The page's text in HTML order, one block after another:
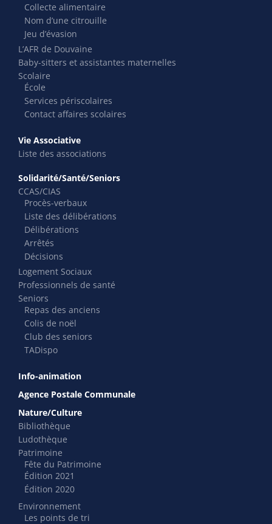
Collecte alimentaire
Nom d’une citrouille
Jeu d’évasion
L’AFR de Douvaine
Baby-sitters et assistantes maternelles
Scolaire
École
Services périscolaires
Contact affaires scolaires
Vie Associative
Liste des associations
Solidarité/Santé/Seniors
CCAS/CIAS
Procès-verbaux
Liste des délibérations
Délibérations
Arrêtés
Décisions
Logement Sociaux
Professionnels de santé
Seniors
Repas des anciens
Colis de noël
Club des seniors
TADispo
Info-animation
Agence Postale Communale
Nature/Culture
Bibliothèque
Ludothèque
Patrimoine
Fête du Patrimoine
Édition 2021
Édition 2020
Environnement
Les points de tri